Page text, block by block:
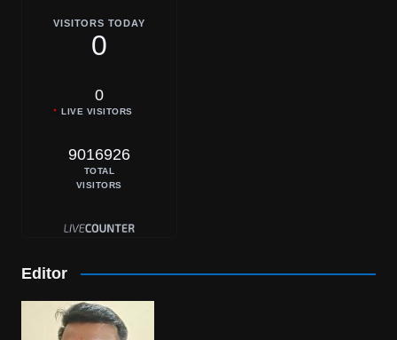
VISITORS TODAY
0
0
LIVE VISITORS
9016926
TOTAL
VISITORS
Editor